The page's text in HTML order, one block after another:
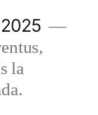
la